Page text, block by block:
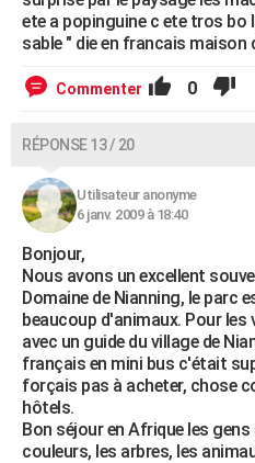
ete a popinguine c ete tros bo
sable " die en francais maison
Commenter 0
RÉPONSE 13 / 20
Utilisateur anonyme
6 janv. 2009 à 18:40
Bonjour,
Nous avons un excellent
Domaine de Nianning, le parc
beaucoup d'animaux. Pour
avec un guide du village de
français en mini bus c'était
forçais pas à acheter, chose
hôtels.
Bon séjour en Afrique les
couleurs, les arbres, les